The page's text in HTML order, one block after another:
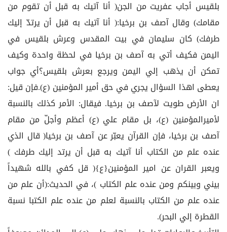
بلقيس أجاب عفريت من الجن( أنا آتيك به قبل أن تقوم من
مقامك) وقال آصف بن برخيا:( أنا آتيك به قبل أن يرتدّ إليك
طرفك) كان سليمان في بيت المقدس وعرش بلقيس في
اليمن فكيف أتي به آصف بن برخيا في لحظة واحدة وكيف
تمكن أن يذهب إلي اليمن ويرجع بعرش بلقيس؟أي جواب
يعطى اهذا السؤال يجري في حق أمير المؤمنين (ع).فإن قيل:
ان الأرض طويت لآصف بن برخيا. فيقال: الأمر كذلك بالنسبة
لأميرالمؤمنين (ع)، بل مقام علي (ع) أعظم وأجلّ من مقام
آصف بن برخيا، فإن القرآن يعبّر عن آصف بن برخيا( قال الذي
عنده علم من الكتاب أنا آتيك به قبل أن يرتد إليك طرفك )
ويعبر القران عن امير المؤمنين{ع}( قل كفي بالله شهيداً
بيني وبينكم ومن عنده علم الكتاب )، في الحديث:(أن علم من
عنده علم من الكتاب بالنسبة لعلم من عنده علم الكتبا نسبة
القطرة إلي البحر).